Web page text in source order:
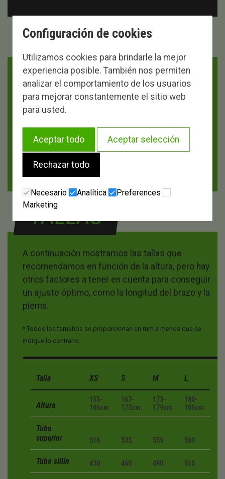
PRECIOS
DÍAS 1 2 3
60,00€ 108,00€ 153,00€
* Los accesorios que pasen día de nocturnidad se
aplicarán un 25% sobre el precio, en caso de 1 día.
TALLAS
A continuación mostramos las tallas que
recomendamos en función de la altura, pero hay
otros factores a tener en cuenta para conseguir
un ajuste óptimo, como la longitud del brazo y la
pierna.
* Todos los tamaños se proporcionan en mm a menos que se
indique lo contrario.
Talla XS S M L
Altura
155-
166cm
167-
172cm
173-
179cm
180-
185cm
Tubo
superior
516 535 555 569
Tubo sillín 430 460 490 515
Configuración de cookies
Utilizamos cookies para brindarle la mejor
experiencia posible. También nos permiten
analizar el comportamiento de los usuarios
para mejorar constantemente el sitio web
para usted.
Aceptar todo Aceptar selección
Rechazar todo
Necesario Analítica
Preferences
Marketing